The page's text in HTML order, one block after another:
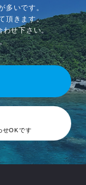
多いです。
頂きます。
せ下さい。
せOKです